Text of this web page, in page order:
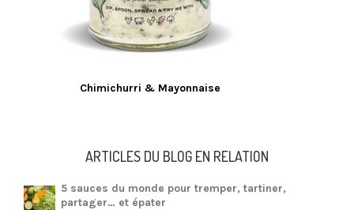
Chimichurri & Mayonnaise
ARTICLES DU BLOG EN RELATION
5 sauces du monde pour tremper, tartiner,
partager… et épater